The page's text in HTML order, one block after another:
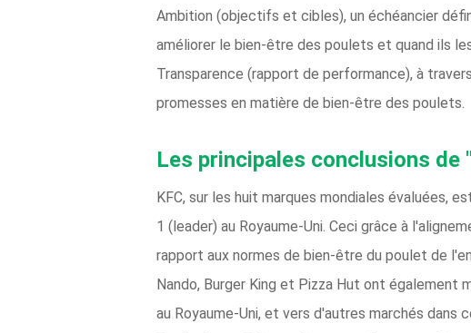
Ambition (objectifs et cibles), un échéancier
améliorer le bien-être des poulets et quand ils
Transparence (rapport de performance), à
promesses en matière de bien-être des poulets.
Les principales conclusions de "
KFC, sur les huit marques mondiales évaluées,
1 (leader) au Royaume-Uni. Ceci grâce à
rapport aux normes de bien-être du poulet de
Nando, Burger King et Pizza Hut ont également
au Royaume-Uni, et vers d'autres marchés dans